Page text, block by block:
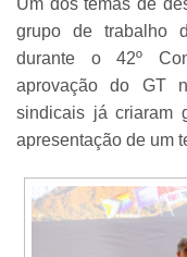
grupo de trabalho
durante o 42º
aprovação do GT
sindicais já criaram
apresentação de um